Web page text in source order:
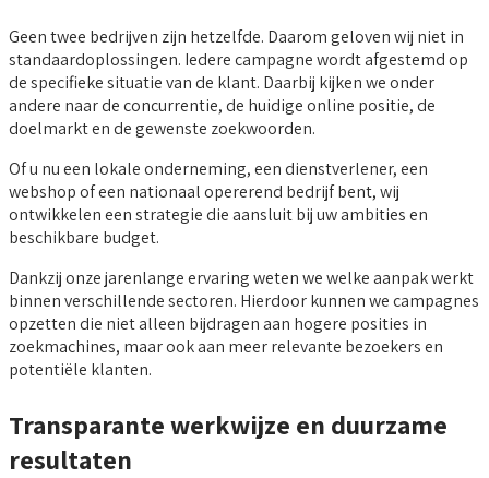
Geen twee bedrijven zijn hetzelfde. Daarom geloven wij niet in
standaardoplossingen. Iedere campagne wordt afgestemd op
de specifieke situatie van de klant. Daarbij kijken we onder
andere naar de concurrentie, de huidige online positie, de
doelmarkt en de gewenste zoekwoorden.
Of u nu een lokale onderneming, een dienstverlener, een
webshop of een nationaal opererend bedrijf bent, wij
ontwikkelen een strategie die aansluit bij uw ambities en
beschikbare budget.
Dankzij onze jarenlange ervaring weten we welke aanpak werkt
binnen verschillende sectoren. Hierdoor kunnen we campagnes
opzetten die niet alleen bijdragen aan hogere posities in
zoekmachines, maar ook aan meer relevante bezoekers en
potentiële klanten.
Transparante werkwijze en duurzame
resultaten